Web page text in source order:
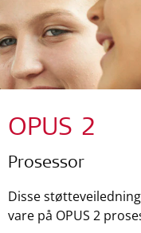
OPUS 2
Prosessor
Disse
vare på OPUS 2